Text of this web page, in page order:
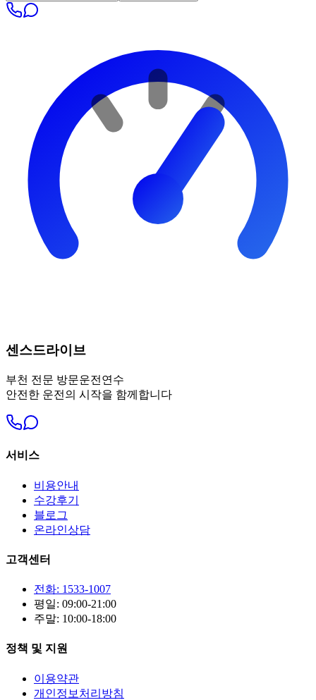
센스드라이브
부천 전문 방문운전연수
안전한 운전의 시작을 함께합니다
서비스
비용안내
수강후기
블로그
온라인상담
고객센터
전화: 1533-1007
평일: 09:00-21:00
주말: 10:00-18:00
정책 및 지원
이용약관
개인정보처리방침